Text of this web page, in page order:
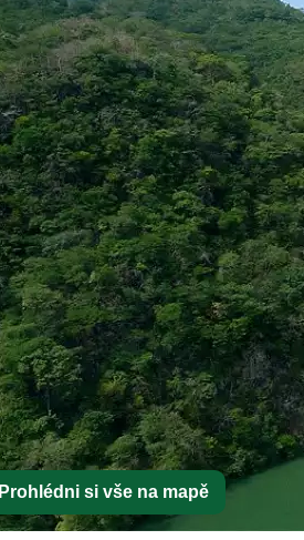
Prohlédni si vše na mapě